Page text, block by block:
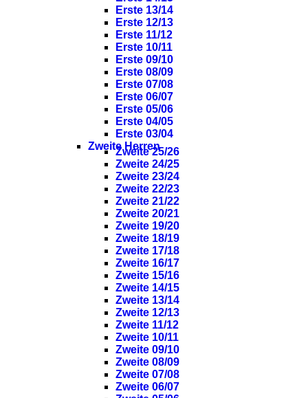
Erste 13/14
Erste 12/13
Erste 11/12
Erste 10/11
Erste 09/10
Erste 08/09
Erste 07/08
Erste 06/07
Erste 05/06
Erste 04/05
Erste 03/04
Zweite Herren
Zweite 25/26
Zweite 24/25
Zweite 23/24
Zweite 22/23
Zweite 21/22
Zweite 20/21
Zweite 19/20
Zweite 18/19
Zweite 17/18
Zweite 16/17
Zweite 15/16
Zweite 14/15
Zweite 13/14
Zweite 12/13
Zweite 11/12
Zweite 10/11
Zweite 09/10
Zweite 08/09
Zweite 07/08
Zweite 06/07